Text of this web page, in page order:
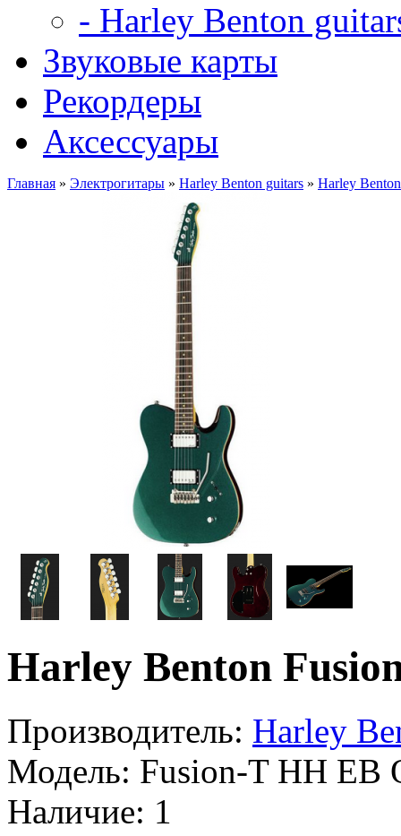
- Harley Benton
Звуковые карты
Рекордеры
Аксессуары
Главная » Электрогитары » Harley Benton guitars » Harley
Harley Benton
Производитель: Harley
Модель: Fusion-T HH EB
Наличие: 1